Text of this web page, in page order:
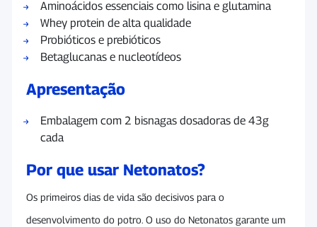
Aminoácidos essenciais como lisina e glutamina
Whey protein de alta qualidade
Probióticos e prebióticos
Betaglucanas e nucleotídeos
Apresentação
Embalagem com 2 bisnagas dosadoras de 43g
cada
Por que usar Netonatos?
Os primeiros dias de vida são decisivos para o
desenvolvimento do potro. O uso do Netonatos garante um